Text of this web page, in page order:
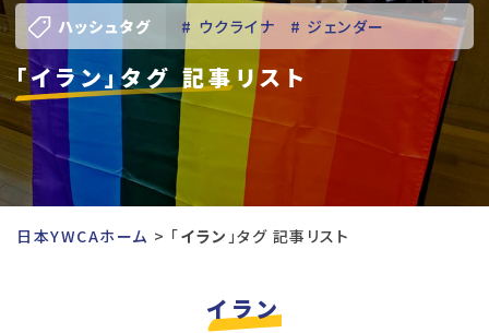
ハッシュタグ # ウクライナ # ジェンダー
# バーチャル訪問
# 人権 # 国際協力
# 地域YWCA
# 東日本大震災被災者支援
「イラン」タグ 記事リスト
日本YWCAホーム 「イラン 」タグ 記事リスト
イラン